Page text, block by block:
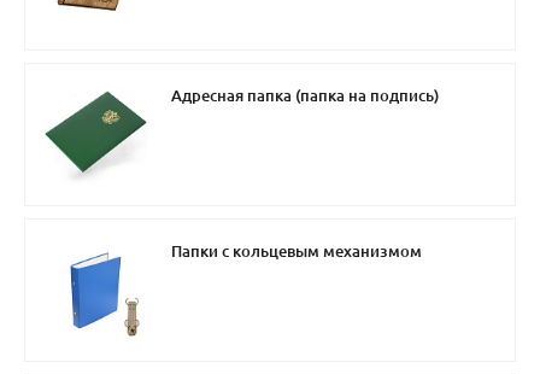
Адресная папка (папка на подпись)
Папки с кольцевым механизмом